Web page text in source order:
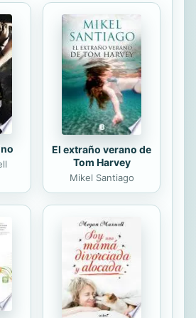
Lutero, un proceso que
en la excomunión y
a muerte por herejía del
agustino, pero que también
el principio de la Reforma y,
ella, de la Modernidad. Los...
El extraño verano de
Tom Harvey
Mikel Santiago